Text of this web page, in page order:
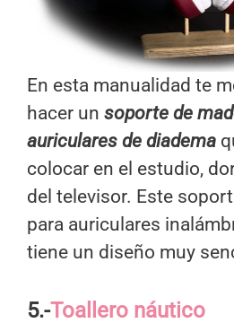
En esta manualidad te
hacer un soporte de
auriculares de diadema
colocar en el estudio,
del televisor. Este
para auriculares
tiene un diseño muy
5.-Toallero náutico